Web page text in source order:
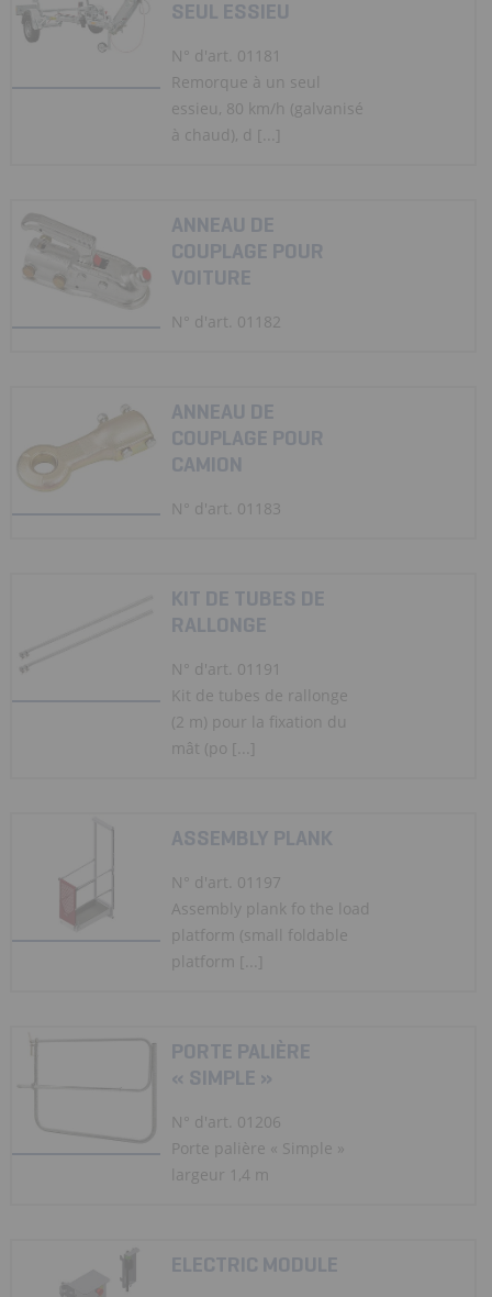
SEUL ESSIEU
N° d'art. 01181
Remorque à un seul
essieu, 80 km/h (galvanisé
à chaud), d [...]
ANNEAU DE
COUPLAGE POUR
VOITURE
N° d'art. 01182
ANNEAU DE
COUPLAGE POUR
CAMION
N° d'art. 01183
KIT DE TUBES DE
RALLONGE
N° d'art. 01191
Kit de tubes de rallonge
(2 m) pour la fixation du
mât (po [...]
ASSEMBLY PLANK
N° d'art. 01197
Assembly plank fo the load
platform (small foldable
platform [...]
PORTE PALIÈRE
« SIMPLE »
N° d'art. 01206
Porte palière « Simple »
largeur 1,4 m
ELECTRIC MODULE